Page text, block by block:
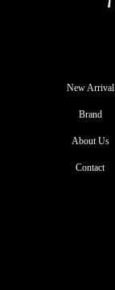
New Arrival
Brand
About Us
Contact